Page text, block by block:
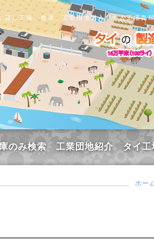
貸し工場、倉庫、工業用地購入、中古工場売
のみ検索 工業団地紹介 タイ
ホー